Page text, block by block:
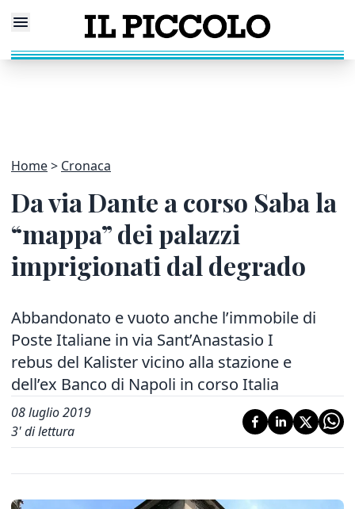
Home Cronaca
Da via Dante a corso Saba la
“mappa” dei palazzi
imprigionati dal degrado
Abbandonato e vuoto anche l’immobile di
Poste Italiane in via Sant’Anastasio I
rebus del Kalister vicino alla stazione e
dell’ex Banco di Napoli in corso Italia
08 luglio 2019
3' di lettura